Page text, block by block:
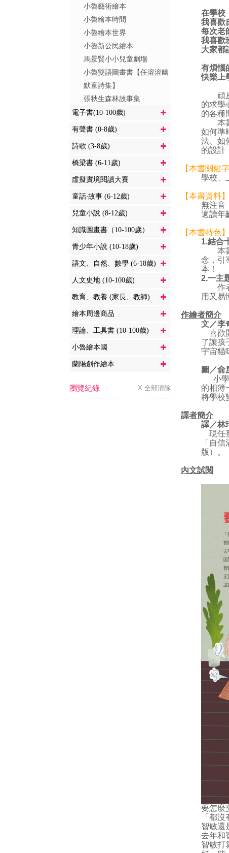
小魯藝術繪本
小魯繪本時間
小魯繪本世界
小魯新公民繪本
馬景賢小小兒童劇場
小魯雙語圖畫書【任溶溶幽
默童詩集】
張秋生森林故事集
電子書(10-100歲)
有聲書 (0-8歲)
詩歌 (3-8歲)
橋梁書 (6-11歲)
虛擬實境閱讀大賽
童話‧故事 (6-12歲)
兒童小說 (8-12歲)
知識圖畫書（10-100歲）
青少年小說 (10-18歲)
語文、自然、數學 (6-18歲)
人文史地 (10-100歲)
教育、教養 (家長、教師)
繪本周邊商品
理論、工具書 (10-100歲)
小魯繪本國
蘭陽創作繪本
瀏覽紀錄 X 全部清除
在學校
我喜歡
每次老
我喜歡
大家都
有煩惱
快樂上
頑皮
的求學
的各種
本書
如何準
法、如
的設計
【本書關鍵字
學校、
【本書資料】
無注音
適讀年
【本書特色】
1.結合
本書
念，引
本！
2.一主
作者
用又易
作繪者簡介
文／李
喜歡
了讓孩
宇宙貓
圖／俞
小學
的相簿
將學校
譯者簡介
譯／林
現任
「自
版）。
內文試閱
要怎麼
「都
智敏還
去年和
智敏打